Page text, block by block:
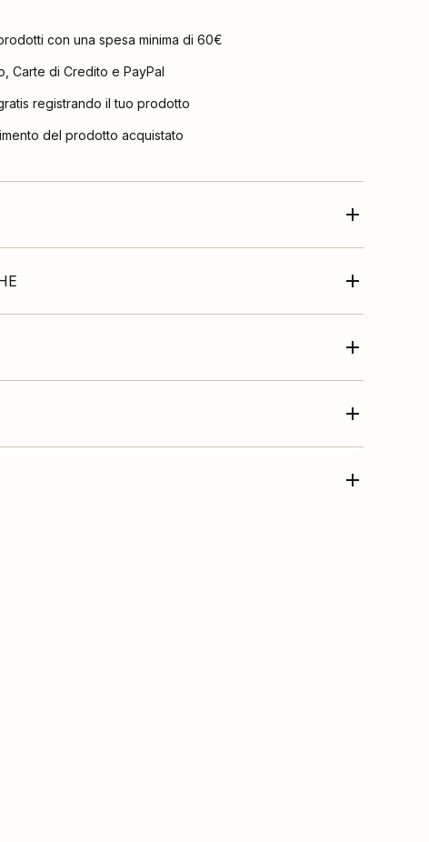
con una spesa minima di 60€
Carte di Credito e PayPal
registrando il tuo prodotto
del prodotto acquistato